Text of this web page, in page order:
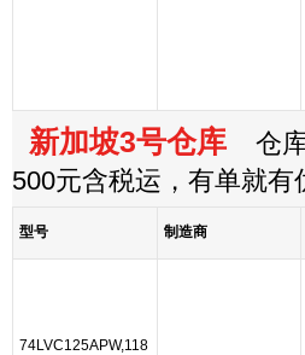
新加坡3号仓库 仓库
500元含税运，有单就
型号 制造商
74LVC125APW,118